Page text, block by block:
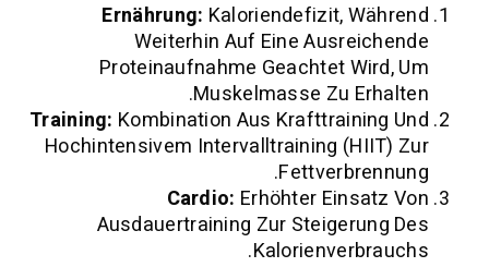
Ernährung:Kaloriendefizit,
Weiterhin Auf Eine
Proteinaufnahme Geachtet
Muskelmasse Zu
Training:Kombination Aus
Hochintensivem Intervalltraining
Cardio:Erhöhter
Ausdauertraining Zur